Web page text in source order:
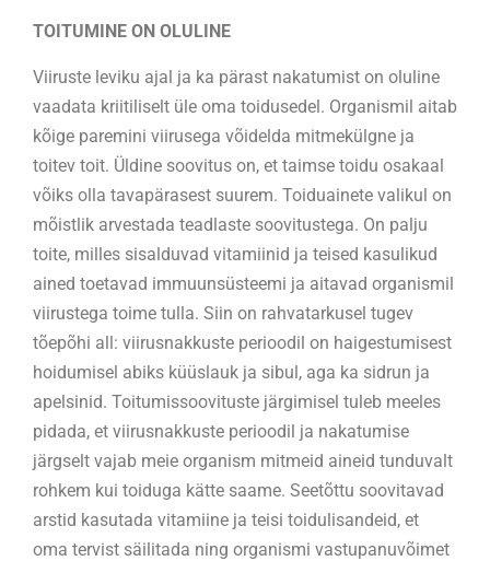
TOITUMINE ON OLULINE
Viiruste leviku ajal ja ka pärast nakatumist on oluline
vaadata kriitiliselt üle oma toidusedel. Organismil aitab
kõige paremini viirusega võidelda mitmekülgne ja
toitev toit. Üldine soovitus on, et taimse toidu osakaal
võiks olla tavapärasest suurem. Toiduainete valikul on
mõistlik arvestada teadlaste soovitustega. On palju
toite, milles sisalduvad vitamiinid ja teised kasulikud
ained toetavad immuunsüsteemi ja aitavad organismil
viirustega toime tulla. Siin on rahvatarkusel tugev
tõepõhi all: viirusnakkuste perioodil on haigestumisest
hoidumisel abiks küüslauk ja sibul, aga ka sidrun ja
apelsinid. Toitumissoovituste järgimisel tuleb meeles
pidada, et viirusnakkuste perioodil ja nakatumise
järgselt vajab meie organism mitmeid aineid tunduvalt
rohkem kui toiduga kätte saame. Seetõttu soovitavad
arstid kasutada vitamiine ja teisi toidulisandeid, et
oma tervist säilitada ning organismi vastupanuvõimet